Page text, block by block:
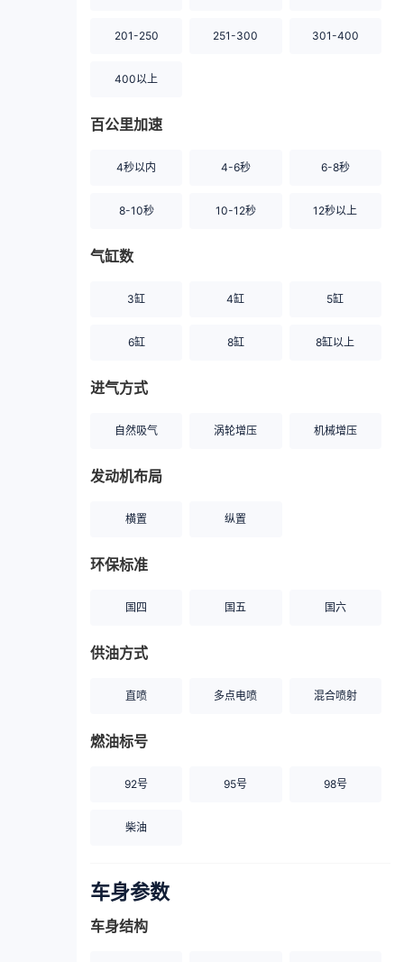
201-250 251-300 301-400
400以上
百公里加速
4秒以内 4-6秒 6-8秒
8-10秒 10-12秒 12秒以上
气缸数
3缸 4缸 5缸
6缸 8缸 8缸以上
进气方式
自然吸气 涡轮增压 机械增压
发动机布局
横置 纵置
环保标准
国四 国五 国六
供油方式
直喷 多点电喷 混合喷射
燃油标号
92号 95号 98号
柴油
车身参数
车身结构